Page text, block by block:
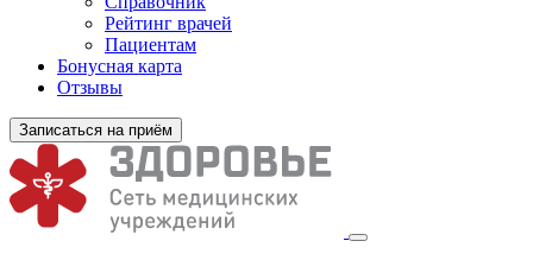
Рейтинг врачей
Пациентам
Бонусная карта
Отзывы
Записаться на приём